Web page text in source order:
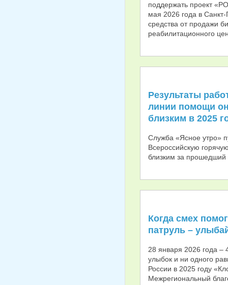
поддержать проект
мая 2026 года в
средства от продажи
реабилитационного
Результаты
линии помощи
близким в 2025
Служба «Ясное утро»
Всероссийскую
близким за прошедший
Когда смех
патруль –
28 января 2026 года –
улыбок и ни одного
России в 2025 году
Межрегиональный